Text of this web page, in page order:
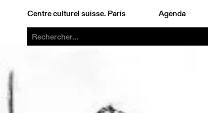
Centre culturel suisse. Paris Agenda